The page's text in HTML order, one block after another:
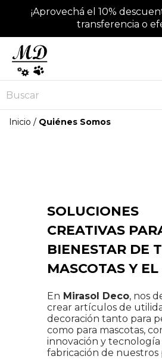
¡Aprovechá el 10%
transferencia o
Inicio / Quiénes Somos
SOLUCIONES
CREATIVAS
BIENESTAR DE
MASCOTAS Y
En Mirasol Deco, nos
crear artículos de
decoración tanto para
como para mascotas,
innovación y tecnología
fabricación de nuestros